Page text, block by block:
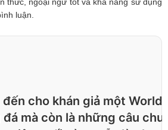
thức, ngoại ngữ tốt và khả năng sử dụng
luận.
cho khán giả một World
mà còn là những câu